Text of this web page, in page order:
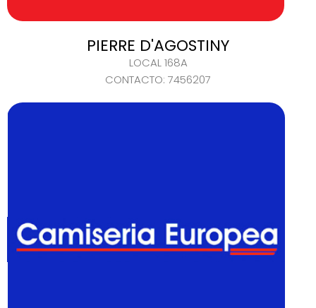
PIERRE D'AGOSTINY
LOCAL 168A
CONTACTO: 7456207